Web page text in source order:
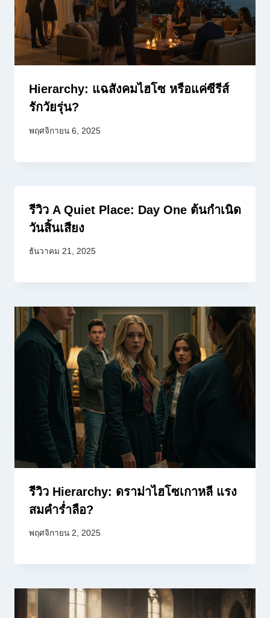
Hierarchy: แฉสังคมไฮโซ หรือแค่ซีรีส์
รักวัยรุ่น?
พฤศจิกายน 6, 2025
รีวิว A Quiet Place: Day One ต้นกำเนิด
วันสิ้นเสียง
ธันวาคม 21, 2025
รีวิว Hierarchy: ดราม่าไฮโซเกาหลี แรง
สมคำร่ำลือ?
พฤศจิกายน 2, 2025